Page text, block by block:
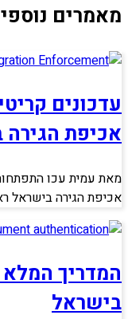
מאמרים
עדכונים
אכיפת
מאת עמית עכו
אכיפת הגירה בישראל
המדריך
בישראל